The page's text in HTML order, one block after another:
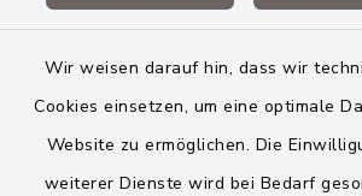
Wir weisen darauf hin, dass wir
Cookies einsetzen, um eine optimale
Website zu ermöglichen. Die
weiterer Dienste wird bei Bedarf